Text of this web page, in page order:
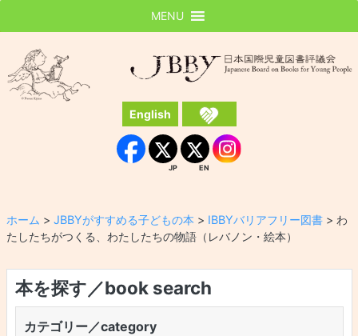
JBBY
English
Facebook
JP
JP
EN
EN Instagram
MENU
ホーム > JBBYがすすめる子どもの本 > IBBYバリアフリー図書> わ
たしたちがつくる、わたしたちの物語（レバノン・絵本）
本を探す／book search
カテゴリー／category